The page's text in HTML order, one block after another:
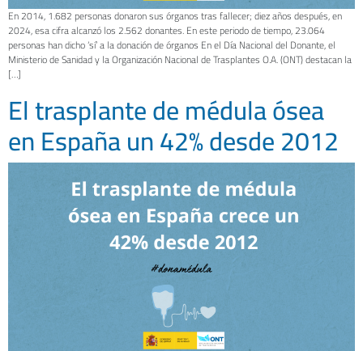
En 2014, 1.682 personas donaron sus órganos tras fallecer; diez años después, en
2024, esa cifra alcanzó los 2.562 donantes. En este periodo de tiempo, 23.064
personas han dicho ‘sí’ a la donación de órganos En el Día Nacional del Donante, el
Ministerio de Sanidad y la Organización Nacional de Trasplantes O.A. (ONT) destacan la
[…]
El trasplante de médula ósea
en España un 42% desde 2012